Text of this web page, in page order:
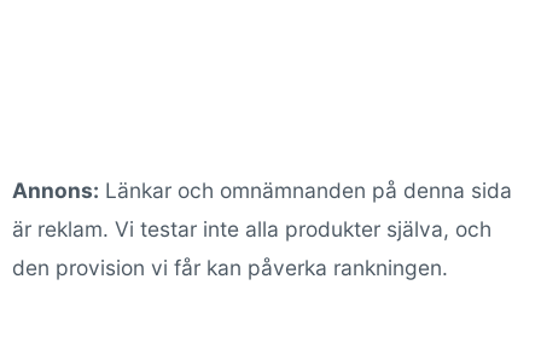
Annons: Länkar och omnämnanden på denna sida
är reklam. Vi testar inte alla produkter själva, och
den provision vi får kan påverka rankningen.